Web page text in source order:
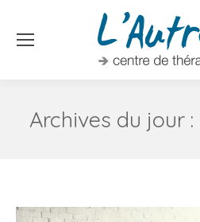
Archives du jour :